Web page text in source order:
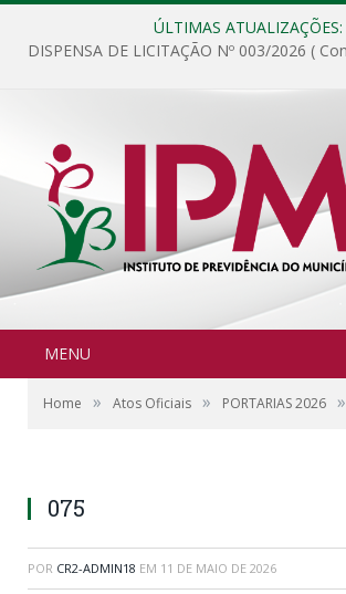
ÚLTIMAS ATUALIZAÇÕES:
MENU
Home » Atos Oficiais » PORTARIAS 2026 »
075
POR CR2-ADMIN18 EM 11 DE MAIO DE 2026